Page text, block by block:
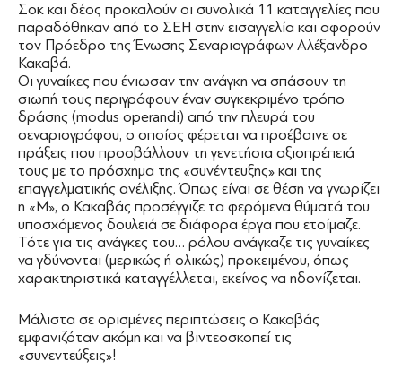
Σοκ και δέος προκαλούν οι συνολικά 11 καταγγελίες που
παραδόθηκαν από το ΣΕΗ στην εισαγγελία και αφορούν
τον Πρόεδρο της Ένωσης Σεναριογράφων Αλέξανδρο
Κακαβά.
Οι γυναίκες που ένιωσαν την ανάγκη να σπάσουν τη
σιωπή τους περιγράφουν έναν συγκεκριμένο τρόπο
δράσης (modus operandi) από την πλευρά του
σεναριογράφου, ο οποίος φέρεται να προέβαινε σε
πράξεις που προσβάλλουν τη γενετήσια αξιοπρέπειά
τους με το πρόσχημα της «συνέντευξης» και της
επαγγελματικής ανέλιξης. Όπως είναι σε θέση να γνωρίζει
η «Μ», ο Κακαβάς προσέγγιζε τα φερόμενα θύματά του
υποσχόμενος δουλειά σε διάφορα έργα που ετοίμαζε.
Τότε για τις ανάγκες του… ρόλου ανάγκαζε τις γυναίκες
να γδύνονται (μερικώς ή ολικώς) προκειμένου, όπως
χαρακτηριστικά καταγγέλλεται, εκείνος να ηδονίζεται.
Μάλιστα σε ορισμένες περιπτώσεις ο Κακαβάς
εμφανιζόταν ακόμη και να βιντεοσκοπεί τις
«συνεντεύξεις»!